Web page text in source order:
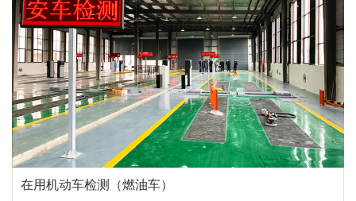
在用机动车检测（燃油车）